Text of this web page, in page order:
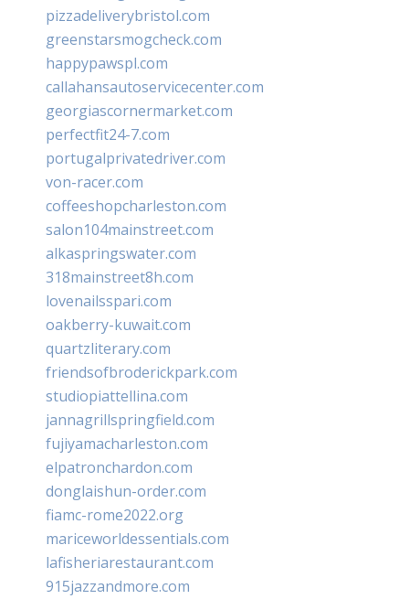
pizzadeliverybristol.com
greenstarsmogcheck.com
happypawspl.com
callahansautoservicecenter.com
georgiascornermarket.com
perfectfit24-7.com
portugalprivatedriver.com
von-racer.com
coffeeshopcharleston.com
salon104mainstreet.com
alkaspringswater.com
318mainstreet8h.com
lovenailsspari.com
oakberry-kuwait.com
quartzliterary.com
friendsofbroderickpark.com
studiopiattellina.com
jannagrillspringfield.com
fujiyamacharleston.com
elpatronchardon.com
donglaishun-order.com
fiamc-rome2022.org
mariceworldessentials.com
lafisheriarestaurant.com
915jazzandmore.com